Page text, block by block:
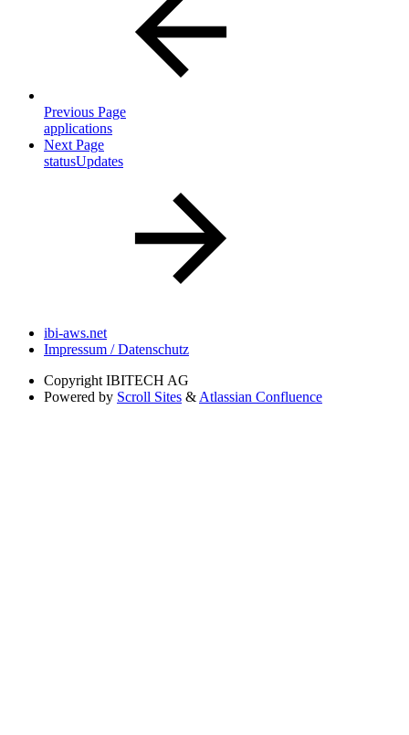
Previous Page
applications
Next Page
statusUpdates
ibi-aws.net
Impressum / Datenschutz
Copyright IBITECH AG
Powered by Scroll Sites & Atlassian Confluence